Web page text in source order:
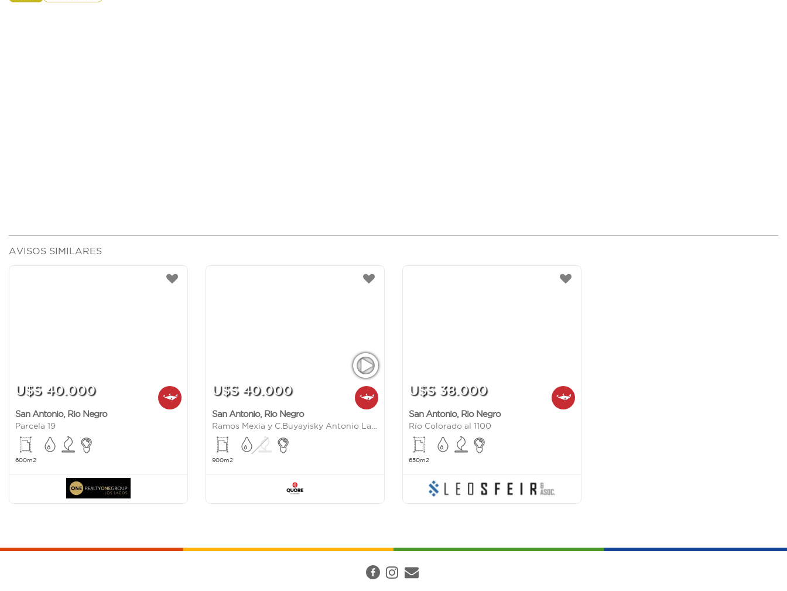
AVISOS SIMILARES
U$S 40.000
San Antonio, Rio Negro
Parcela 19
600m2
U$S 40.000
San Antonio, Rio Negro
900m2
U$S 38.000
San Antonio, Rio Negro
Río Colorado al 1100
650m2